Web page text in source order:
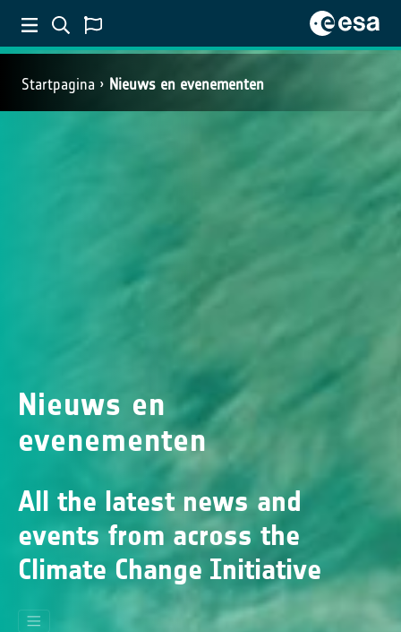
Startpagina Nieuws en evenementen
Nieuws en
evenementen
All the latest news and
events from across the
Climate Change Initiative